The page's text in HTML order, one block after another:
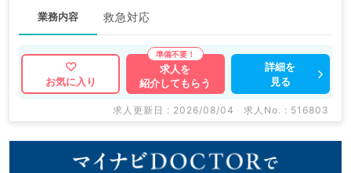
業務内容 救急対応
お気に入り
求人を
紹介してもらう
詳細を
見る
求人更新日 : 2026/08/04 求人No. : 516803